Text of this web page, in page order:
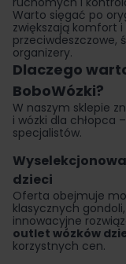
Warto sięgać po
zwiększają komfort
przeciwdeszczowe,
organizery.
Dlaczego
BoboWózki?
W naszym sklepie
i wózki dla chłopca
specjalistów.
dzieci
Oferta obejmuje
klasycznych
innowacyjne
outlet wózków
korzystnych cen.